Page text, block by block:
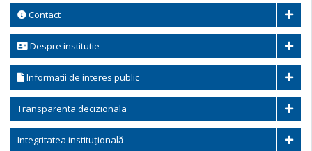
Contact
Despre institutie
Informatii de interes public
Transparenta decizionala
Integritatea instituțională